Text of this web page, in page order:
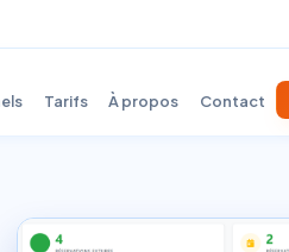
Tarifs À propos Contact